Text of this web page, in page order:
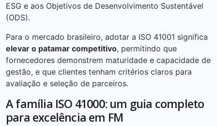
ESG e aos Objetivos de Desenvolvimento Sustentável
(ODS).
Para o mercado brasileiro, adotar a ISO 41001 significa
elevar o patamar competitivo, permitindo que
fornecedores demonstrem maturidade e capacidade de
gestão, e que clientes tenham critérios claros para
avaliação e seleção de parceiros.
A família ISO 41000: um guia completo
para excelência em FM